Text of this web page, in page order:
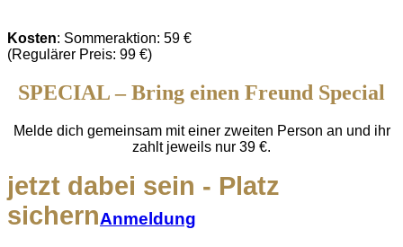
Kosten: Sommeraktion: 59 €
(Regulärer Preis: 99 €)
SPECIAL – Bring einen Freund Special
Melde dich gemeinsam mit einer zweiten Person an und ihr
zahlt jeweils nur 39 €.
jetzt dabei sein - Platz
sichernAnmeldung